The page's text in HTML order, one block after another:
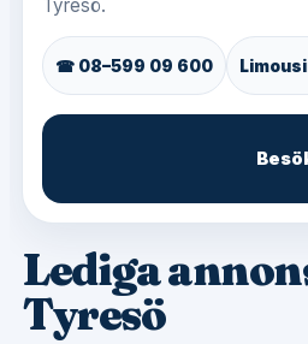
Tyresö.
☎ 08–599 09 600
Lediga
Tyresö